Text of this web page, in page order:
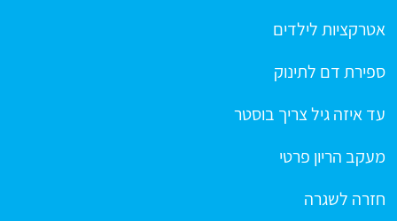
אטרקציות לילדים
ספירת דם לתינוק
עד איזה גיל צריך בוסטר
מעקב הריון פרטי
חזרה לשגרה